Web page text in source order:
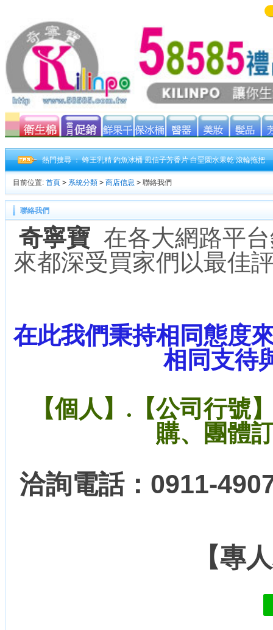
熱門搜尋 ：蜂王乳精 釣魚冰桶 風信子芳香片 白堊園水果乾 滾輪拖把
目前位置: 首頁 > 系統分類 > 商店信息 > 聯絡我們
聯絡我們
奇寧寶 在各大網路平
來都深受買家們以最佳
在此我們秉持相同態度
相同支待
【個人】.【公司行號
購、團體
洽詢電話：0911-
【專